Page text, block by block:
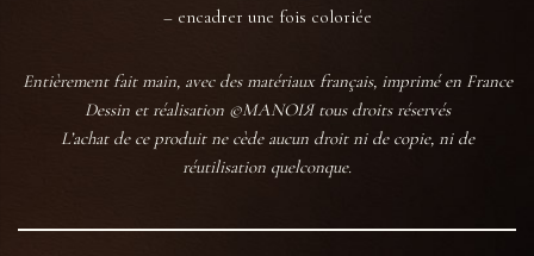
– encadrer une fois coloriée
Entièrement fait main, avec des matériaux français, imprimé en France
Dessin et réalisation ©MANOIЯ tous droits réservés
L’achat de ce produit ne cède aucun droit ni de copie, ni de
réutilisation quelconque.